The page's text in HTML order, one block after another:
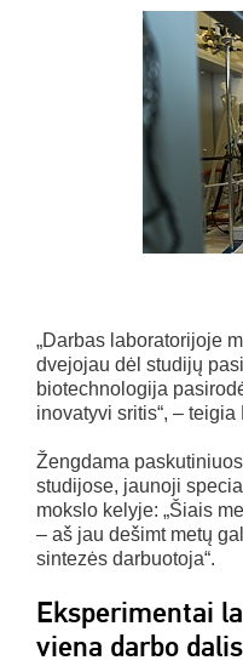
„Darbas laboratorijoje
dvejojau dėl studijų
biotechnologija
inovatyvi sritis“, – teigia
Žengdama
studijose, jaunoji
mokslo kelyje: „Šiais
– aš jau dešimt metų
sintezės darbuotoja“.
Eksperimentai
viena darbo dalis